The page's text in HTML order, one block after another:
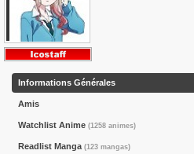
Informations Générales
Amis
Watchlist Anime (1258 animes)
Readlist Manga (123 mangas)